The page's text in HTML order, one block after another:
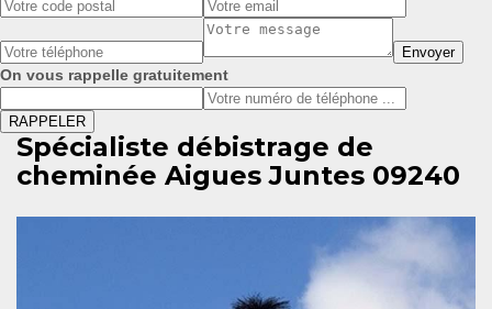
On vous rappelle gratuitement
Spécialiste débistrage de
cheminée Aigues Juntes 09240